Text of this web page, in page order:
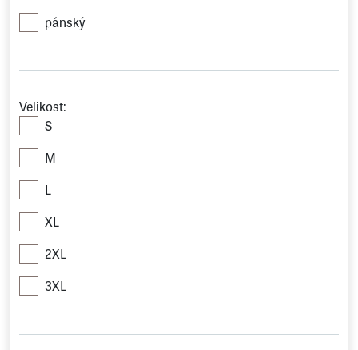
pánský
Velikost:
S
M
L
XL
2XL
3XL